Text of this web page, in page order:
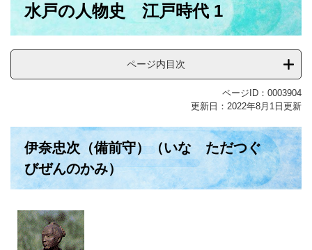
水戸の人物史 江戸時代 1
ページ内目次
ページID：0003904
更新日：2022年8月1日更新
伊奈忠次（備前守）（いな ただつぐ
びぜんのかみ）